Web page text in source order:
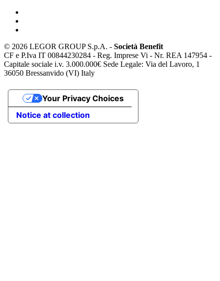
© 2026 LEGOR GROUP S.p.A. - Società Benefit
CF e P.Iva IT 00844230284 - Reg. Imprese Vi - Nr. REA 147954 -
Capitale sociale i.v. 3.000.000€ Sede Legale: Via del Lavoro, 1
36050 Bressanvido (VI) Italy
Notice at collection
Your Privacy Choices